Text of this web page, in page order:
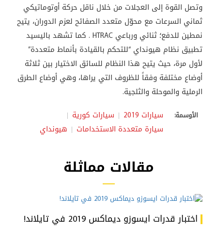
وتصل القوة إلى العجلات من خلال ناقل حركة أوتوماتيكي
ثماني السرعات مع محوّل متعدد الصفائح لعزم الدوران، يتيح
نمطين للدفع؛ ثنائي ورباعي HTRAC . كما تشهد باليسيد
تطبيق نظام هيونداي “للتحكم بالقيادة بأنماط متعددة”
لأول مرة، حيث يتيح هذا النظام للسائق الاختيار بين ثلاثة
أوضاع مختلفة وفقاً للظروف التي يراها، وهي أوضاع الطرق
الرملية والموحلة والثلجية.
الأوسمة: سيارات 2019
سيارات كورية
سيارة متعددة الاستخدامات
هيونداي
مقالات مماثلة
اختبار قدرات ايسوزو ديماكس 2019 في تايلاند!